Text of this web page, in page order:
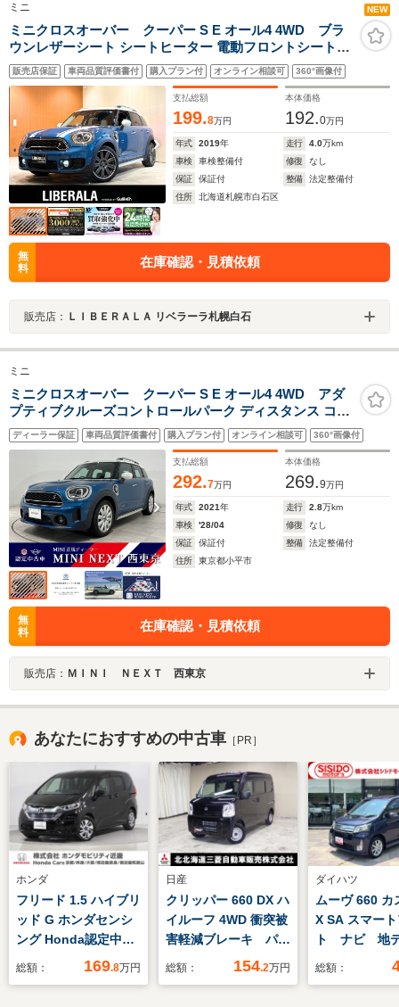
ミニ NEW
ミニクロスオーバー クーパー S E オール4 4WD ブラ
ウンレザーシート シートヒーター 電動フロントシート
OP19アロイホイール 純正HDDナビ USB/Bt バックカメ
ラ PDC パーキングアシスト ACC 衝突警告 LEDヘッドラ
イト パワーテールゲート 禁煙車
販売店保証 車両品質評価書付 購入プラン付 オンライン相談可 360°画像付
支払総額
199.8万円
本体価格
192.0万円
年式 2019年 走行 4.0万km
車検
車検整備付 修復
なし
保証
保証付 整備
法定整備付
住所
北海道札幌市白石区
無
料
在庫確認・見積依頼
販売店： ＬＩＢＥＲＡＬＡ リベラーラ札幌白石
ミニ
ミニクロスオーバー クーパー S E オール4 4WD アダ
プティブクルーズコントロールパーク ディスタンス コン
トロールETCルームミラーLED-ヘッドライトヘッドアッ
プ ディスプレイメーターパネルディスプレイRビューカ
メラF アーム レスト18AW
ディーラー保証 車両品質評価書付 購入プラン付 オンライン相談可 360°画像付
支払総額
292.7万円
本体価格
269.9万円
年式 2021年 走行 2.8万km
車検
'28/04 修復
なし
保証
保証付 整備
法定整備付
住所
東京都小平市
無
料
在庫確認・見積依頼
販売店： ＭＩＮＩ ＮＥＸＴ 西東京
あなたにおすすめの中古車 ［PR］
ホンダ
フリード 1.5 ハイブリ
ッド G ホンダセンシ
ング Honda認定中古
車 修復歴なし
総額： 169.8万円
日産
クリッパー 660 DX ハ
イルーフ 4WD 衝突被
害軽減ブレーキ パワ
ーウインドウ
総額： 154.2万円
ダイハツ
ムーヴ 660 カ
X SA スマー
ト ナビ 地
ックモニタ
総額：